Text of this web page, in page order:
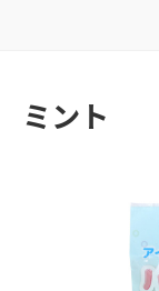
ミント